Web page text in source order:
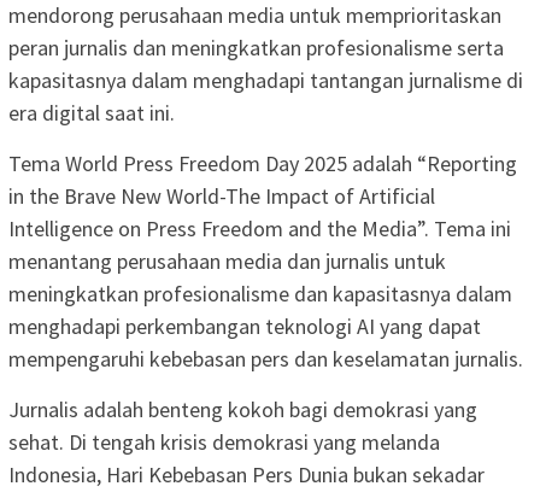
mendorong perusahaan media untuk memprioritaskan
peran jurnalis dan meningkatkan profesionalisme serta
kapasitasnya dalam menghadapi tantangan jurnalisme di
era digital saat ini.
Tema World Press Freedom Day 2025 adalah “Reporting
in the Brave New World-The Impact of Artificial
Intelligence on Press Freedom and the Media”. Tema ini
menantang perusahaan media dan jurnalis untuk
meningkatkan profesionalisme dan kapasitasnya dalam
menghadapi perkembangan teknologi AI yang dapat
mempengaruhi kebebasan pers dan keselamatan jurnalis.
Jurnalis adalah benteng kokoh bagi demokrasi yang
sehat. Di tengah krisis demokrasi yang melanda
Indonesia, Hari Kebebasan Pers Dunia bukan sekadar